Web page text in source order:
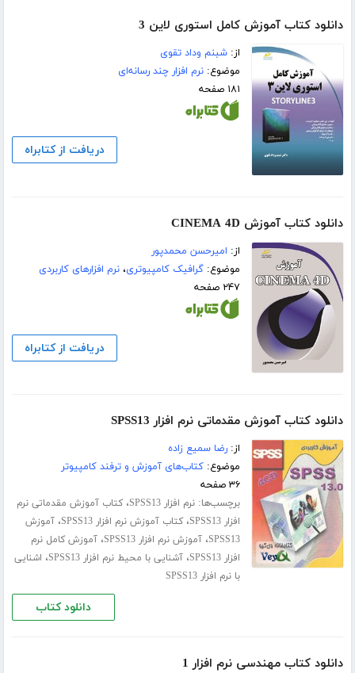
دانلود کتاب آموزش کامل استوری لاین 3
از:شبنم وداد تقوی
موضوع:نرم افزار چند رسانه‌ای
۱۸۱ صفحه
دریافت از کتابراه
دانلود کتاب آموزش CINEMA 4D
از: امیرحسن محمدپور
موضوع:گرافیک کامپیوتری،نرم افزارهای کاربردی
۲۴۷ صفحه
دریافت از کتابراه
دانلود کتاب آموزش مقدماتی نرم افزار SPSS13
از:رضا سمیع زاده
موضوع:کتاب‌های آموزش و ترفند کامپیوتر
۳۶ صفحه
برچسب‌ها:نرم افزار SPSS13 ،کتاب آموزش مقدماتی نرم
افزار SPSS13
،کتاب آموزش نرم افزار SPSS13 ،آموزش
SPSS13،آموزش نرم افزار SPSS13 ،آموزش کامل نرم
افزار SPSS13
،آشنایی با محیط نرم افزار SPSS13 ، اشنایی
با نرم افزار SPSS13
دانلود کتاب
دانلود کتاب مهندسی نرم افزار 1